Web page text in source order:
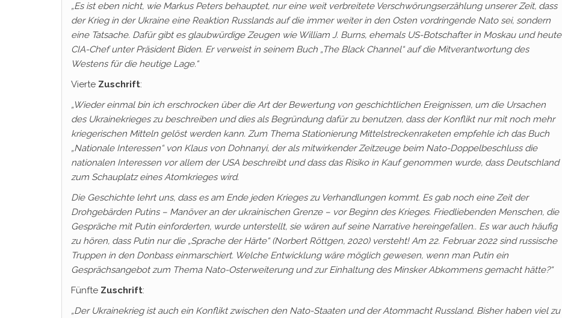
„Es ist eben nicht, wie Markus Peters behauptet, nur eine weit verbreitete Verschwörungserzählung unserer Zeit, dass
der Krieg in der Ukraine eine Reaktion Russlands auf die immer weiter in den Osten vordringende Nato sei, sondern
eine Tatsache. Dafür gibt es glaubwürdige Zeugen wie William J. Burns, ehemals US-Botschafter in Moskau und heute
CIA-Chef unter Präsident Biden. Er verweist in seinem Buch „The Black Channel“ auf die Mitverantwortung des
Westens für die heutige Lage.“
Vierte Zuschrift:
„Wieder einmal bin ich erschrocken über die Art der Bewertung von geschichtlichen Ereignissen, um die Ursachen
des Ukrainekrieges zu beschreiben und dies als Begründung dafür zu benutzen, dass der Konflikt nur mit noch mehr
kriegerischen Mitteln gelöst werden kann. Zum Thema Stationierung Mittelstreckenraketen empfehle ich das Buch
„Nationale Interessen“ von Klaus von Dohnanyi, der als mitwirkender Zeitzeuge beim Nato-Doppelbeschluss die
nationalen Interessen vor allem der USA beschreibt und dass das Risiko in Kauf genommen wurde, dass Deutschland
zum Schauplatz eines Atomkrieges wird.
Die Geschichte lehrt uns, dass es am Ende jeden Krieges zu Verhandlungen kommt. Es gab noch eine Zeit der
Drohgebärden Putins – Manöver an der ukrainischen Grenze – vor Beginn des Krieges. Friedliebenden Menschen, die
Gespräche mit Putin einforderten, wurde unterstellt, sie wären auf seine Narrative hereingefallen.. Es war auch häufig
zu hören, dass Putin nur die „Sprache der Härte“ (Norbert Röttgen, 2020) versteht! Am 22. Februar 2022 sind russische
Truppen in den Donbass einmarschiert. Welche Entwicklung wäre möglich gewesen, wenn man Putin ein
Gesprächsangebot zum Thema Nato-Osterweiterung und zur Einhaltung des Minsker Abkommens gemacht hätte?“
Fünfte Zuschrift:
„Der Ukrainekrieg ist auch ein Konflikt zwischen den Nato-Staaten und der Atommacht Russland. Bisher haben viel zu